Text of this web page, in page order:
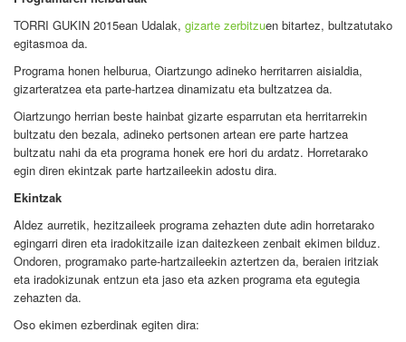
TORRI GUKIN 2015ean Udalak, gizarte zerbitzuen bitartez, bultzatutako
egitasmoa da.
Programa honen helburua, Oiartzungo adineko herritarren aisialdia,
gizarteratzea eta parte-hartzea dinamizatu eta bultzatzea da.
Oiartzungo herrian beste hainbat gizarte esparrutan eta herritarrekin
bultzatu den bezala, adineko pertsonen artean ere parte hartzea
bultzatu nahi da eta programa honek ere hori du ardatz. Horretarako
egin diren ekintzak parte hartzaileekin adostu dira.
Ekintzak
Aldez aurretik, hezitzaileek programa zehazten dute adin horretarako
egingarri diren eta iradokitzaile izan daitezkeen zenbait ekimen bilduz.
Ondoren, programako parte-hartzaileekin aztertzen da, beraien iritziak
eta iradokizunak entzun eta jaso eta azken programa eta egutegia
zehazten da.
Oso ekimen ezberdinak egiten dira: